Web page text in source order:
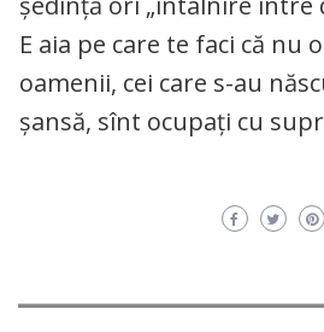
E aia pe care te faci că nu
oamenii, cei care s-au
șansă, sînt ocupați cu